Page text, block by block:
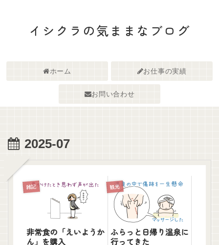
イシクラの気ままなブログ
ホーム お仕事の実績
お問い合わせ
2025-07
雑記
非常食の「えいようか
ん」を購入
観光
ふらっと日帰り温泉に
行ってきた